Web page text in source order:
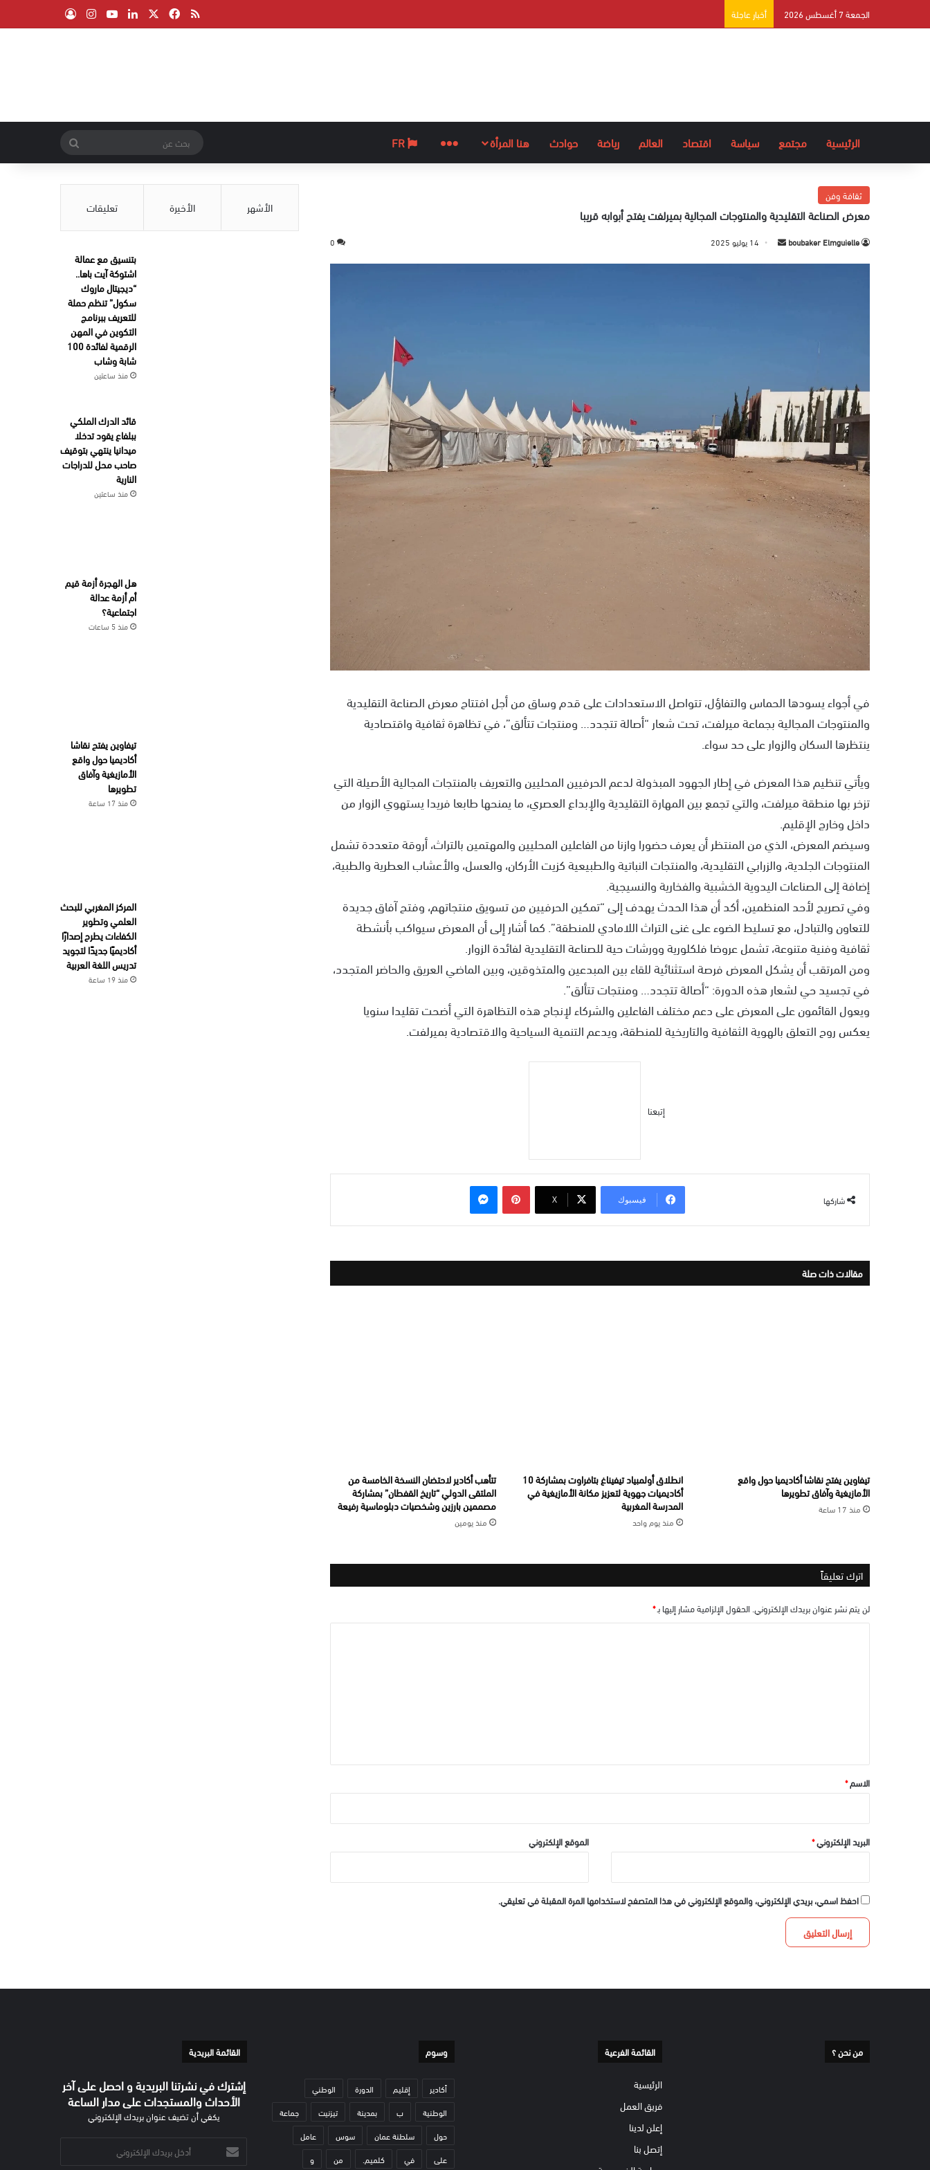
الجمعة 7 أغسطس 2026 أخبار عاجلة ملخص الموقع RSS
فيسبوك لينكدإن ‫YouTube
انستقرام
الرئيسية مجتمع سياسة اقتصاد العالم رياضة حوادث هنا المرأة المزيد
عن
ثقافة وفن
معرض الصناعة التقليدية والمنتوجات المجالية بميرلفت يفتح أبوابه قريبا
boubaker Elmguielle
إ
ل
ك
ت
ر
ن
ي
ا
14 يوليو 2025 0
في أجواء يسودها الحماس والتفاؤل، تتواصل الاستعدادات على قدم وساق من أجل افتتاح معرض الصناعة التقليدية
والمنتوجات المجالية بجماعة ميرلفت، تحت شعار “أصالة تتجدد… ومنتجات تتألق”، في تظاهرة ثقافية واقتصادية
ينتظرها السكان والزوار على حد سواء.
ويأتي تنظيم هذا المعرض في إطار الجهود المبذولة لدعم الحرفيين المحليين والتعريف بالمنتجات المجالية الأصيلة التي
تزخر بها منطقة ميرلفت، والتي تجمع بين المهارة التقليدية والإبداع العصري، ما يمنحها طابعا فريدا يستهوي الزوار من
داخل وخارج الإقليم.
وسيضم المعرض، الذي من المنتظر أن يعرف حضورا وازنا من الفاعلين المحليين والمهتمين بالتراث، أروقة متعددة تشمل
المنتوجات الجلدية، والزرابي التقليدية، والمنتجات النباتية والطبيعية كزيت الأركان، والعسل، والأعشاب العطرية والطبية،
إضافة إلى الصناعات اليدوية الخشبية والفخارية والنسيجية.
وفي تصريح لأحد المنظمين، أكد أن هذا الحدث يهدف إلى “تمكين الحرفيين من تسويق منتجاتهم، وفتح آفاق جديدة
للتعاون والتبادل، مع تسليط الضوء على غنى التراث اللامادي للمنطقة”. كما أشار إلى أن المعرض سيواكب بأنشطة
ثقافية وفنية متنوعة، تشمل عروضا فلكلورية وورشات حية للصناعة التقليدية لفائدة الزوار.
ومن المرتقب أن يشكل المعرض فرصة استثنائية للقاء بين المبدعين والمتذوقين، وبين الماضي العريق والحاضر المتجدد،
في تجسيد حي لشعار هذه الدورة: “أصالة تتجدد… ومنتجات تتألق”.
ويعول القائمون على المعرض على دعم مختلف الفاعلين والشركاء لإنجاح هذه التظاهرة التي أضحت تقليدا سنويا
يعكس روح التعلق بالهوية الثقافية والتاريخية للمنطقة، ويدعم التنمية السياحية والاقتصادية بميرلفت.
إتبعنا
شاركها فيسبوك ‫X
بينتيريست
مقالات ذات صلة
تيفاوين يفتح نقاشا أكاديميا حول واقع
الأمازيغية وآفاق تطويرها
منذ 17 ساعة
انطلاق أولمبياد تيفيناغ بتافراوت بمشاركة 10
أكاديميات جهوية لتعزيز مكانة الأمازيغية في
المدرسة المغربية
منذ يوم واحد
تتأهب أكادير لاحتضان النسخة الخامسة من
الملتقى الدولي “تاريخ القفطان” بمشاركة
مصممين بارزين وشخصيات دبلوماسية رفيعة
منذ يومين
اترك تعليقاً
لن يتم نشر عنوان بريدك الإلكتروني. الحقول الإلزامية مشار إليها بـ*
*الاسم*
البريد الإلكتروني* الموقع الإلكتروني
احفظ اسمي، بريدي الإلكتروني، والموقع الإلكتروني في هذا المتصفح لاستخدامها المرة المقبلة في تعليقي.
الأشهر الأخيرة تعليقات
بتنسيق مع عمالة
اشتوكة آيت باها..
“ديجيتال ماروك
سكول” تنظم حملة
للتعريف ببرنامج
التكوين في المهن
الرقمية لفائدة 100
شابة وشاب
منذ ساعتين
قائد الدرك الملكي
ببلفاع يقود تدخلا
ميدانيا ينتهي بتوقيف
صاحب محل للدراجات
النارية
منذ ساعتين
هل الهجرة أزمة قيم
أم أزمة عدالة
اجتماعية؟
منذ 5 ساعات
تيفاوين يفتح نقاشا
أكاديميا حول واقع
الأمازيغية وآفاق
تطويرها
منذ 17 ساعة
المركز المغربي للبحث
العلمي وتطوير
الكفاءات يطرح إصدارًا
أكاديميًا جديدًا لتجويد
تدريس اللغة العربية
منذ 19 ساعة
من نحن ؟ القائمة الفرعية
الرئيسية
فريق العمل
إعلن لدينا
إتصل بنا
وسوم
أكادير إقليم الدورة
الوطني
الوطنية
ب بمدينة تيزنيت
جماعة
حول
سلطنة عمان سوس
عامل
على
في كلميم. من و
القائمة البريدية
إشترك في نشرتنا البريدية و احصل على آخر
الأحداث والمستجدات على مدار الساعة
يكفي أن تضيف عنوان بريدك الإلكتروني
أدخل
بريدك